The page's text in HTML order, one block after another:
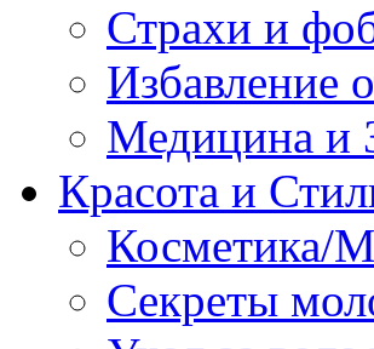
Страхи и
Избавление
Медицина и
Красота и
Косметика/
Секреты